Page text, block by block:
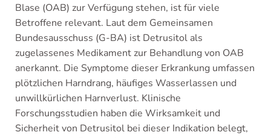
Blase (OAB) zur Verfügung stehen, ist für viele
Betroffene relevant. Laut dem Gemeinsamen
Bundesausschuss (G-BA) ist Detrusitol als
zugelassenes Medikament zur Behandlung von OAB
anerkannt. Die Symptome dieser Erkrankung umfassen
plötzlichen Harndrang, häufiges Wasserlassen und
unwillkürlichen Harnverlust. Klinische
Forschungsstudien haben die Wirksamkeit und
Sicherheit von Detrusitol bei dieser Indikation belegt,